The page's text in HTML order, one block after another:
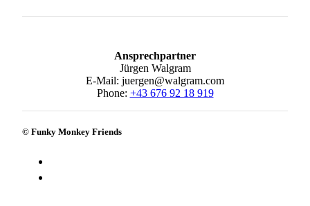
Ansprechpartner
Jürgen Walgram
E-Mail: juergen@walgram.com
Phone: +43 676 92 18 919
© Funky Monkey Friends